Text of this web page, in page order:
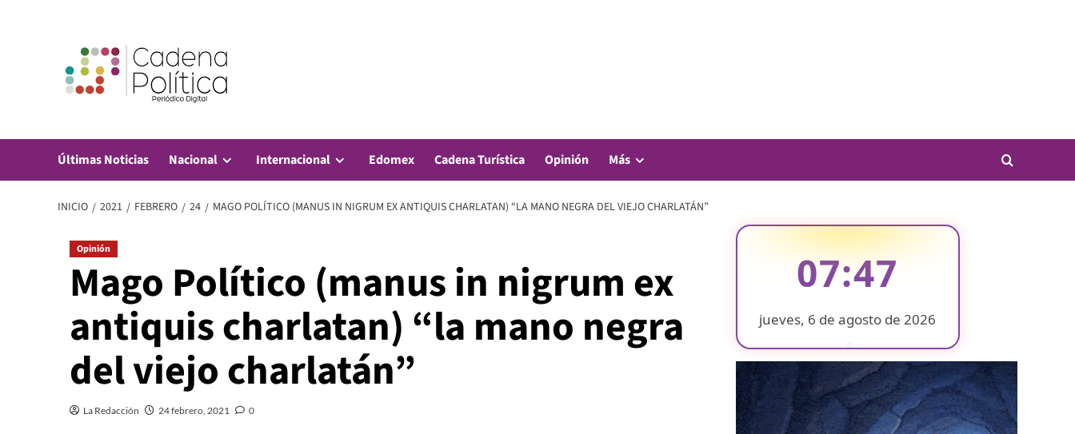
Últimas Noticias Nacional Internacional Edomex Cadena Turística Opinión Más
INICIO 2021 FEBRERO 24 MAGO POLÍTICO (MANUS IN NIGRUM EX ANTIQUIS CHARLATAN) “LA MANO NEGRA DEL VIEJO CHARLATÁN”
Opinión
Mago Político (manus in nigrum ex
antiquis charlatan) “la mano negra
del viejo charlatán”
La Redacción 24 febrero, 2021 0
07:47
jueves, 6 de agosto de 2026
❄
❄ ❄
❄
❄